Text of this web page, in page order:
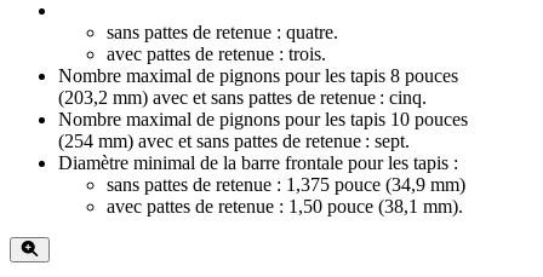
sans pattes de retenue : quatre.
avec pattes de retenue : trois.
Nombre maximal de pignons pour les tapis 8 pouces
(203,2 mm) avec et sans pattes de retenue : cinq.
Nombre maximal de pignons pour les tapis 10 pouces
(254 mm) avec et sans pattes de retenue : sept.
Diamètre minimal de la barre frontale pour les tapis :
sans pattes de retenue : 1,375 pouce (34,9 mm)
avec pattes de retenue : 1,50 pouce (38,1 mm).